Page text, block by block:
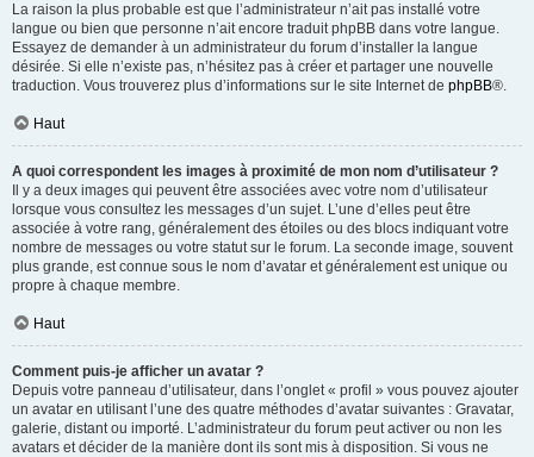
La raison la plus probable est que l’administrateur n’ait pas installé votre
langue ou bien que personne n’ait encore traduit phpBB dans votre langue.
Essayez de demander à un administrateur du forum d’installer la langue
désirée. Si elle n’existe pas, n’hésitez pas à créer et partager une nouvelle
traduction. Vous trouverez plus d’informations sur le site Internet de phpBB®.
Haut
A quoi correspondent les images à proximité de mon nom d’utilisateur ?
Il y a deux images qui peuvent être associées avec votre nom d’utilisateur
lorsque vous consultez les messages d’un sujet. L’une d’elles peut être
associée à votre rang, généralement des étoiles ou des blocs indiquant votre
nombre de messages ou votre statut sur le forum. La seconde image, souvent
plus grande, est connue sous le nom d’avatar et généralement est unique ou
propre à chaque membre.
Haut
Comment puis-je afficher un avatar ?
Depuis votre panneau d’utilisateur, dans l’onglet « profil » vous pouvez ajouter
un avatar en utilisant l’une des quatre méthodes d’avatar suivantes : Gravatar,
galerie, distant ou importé. L’administrateur du forum peut activer ou non les
avatars et décider de la manière dont ils sont mis à disposition. Si vous ne